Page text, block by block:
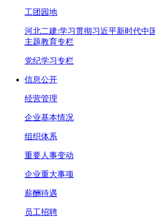
工团园地
河北二建:学习贯彻习近平新时代中
主题教育专栏
党纪学习专栏
信息公开
经营管理
企业基本情况
组织体系
重要人事变动
企业重大事项
薪酬待遇
员工招聘